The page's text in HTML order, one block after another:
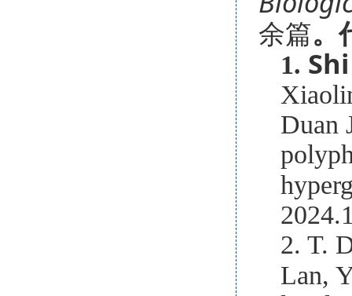
余篇。
1.
Duan
2. T.
Lan,